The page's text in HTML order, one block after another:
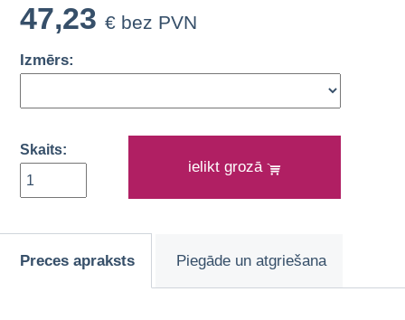
47,23 € bez PVN
Izmērs:
Skaits:
ielikt grozā
Preces apraksts Piegāde un atgriešana